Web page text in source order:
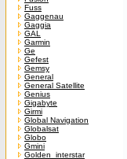
Fuss
Gaggenau
Gaggia
GAL
Garmin
Ge
Gefest
Gemsy
General
General Satellite
Genius
Gigabyte
Girmi
Global Navigation
Globalsat
Globo
Gmini
Golden_interstar